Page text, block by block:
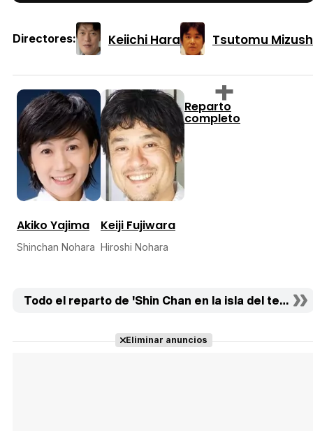
Directores: Keiichi Hara Tsutomu
Akiko Yajima
Shinchan Nohara
Keiji Fujiwara
Hiroshi Nohara
Reparto
completo
Todo el reparto de 'Shin Chan en la isla del tesoro'
Eliminar anuncios